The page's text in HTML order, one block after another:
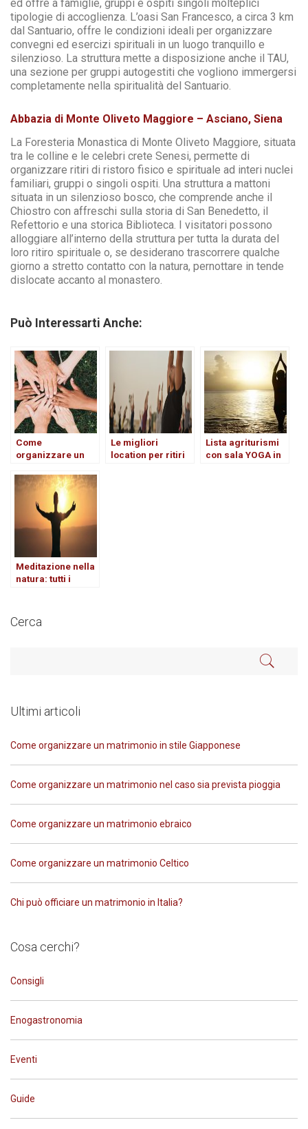
ed offre a famiglie, gruppi e ospiti singoli molteplici
tipologie di accoglienza. L’oasi San Francesco, a circa 3 km
dal Santuario, offre le condizioni ideali per organizzare
convegni ed esercizi spirituali in un luogo tranquillo e
silenzioso. La struttura mette a disposizione anche il TAU,
una sezione per gruppi autogestiti che vogliono immergersi
completamente nella spiritualità del Santuario.
Abbazia di Monte Oliveto Maggiore – Asciano, Siena
La Foresteria Monastica di Monte Oliveto Maggiore, situata
tra le colline e le celebri crete Senesi, permette di
organizzare ritiri di ristoro fisico e spirituale ad interi nuclei
familiari, gruppi o singoli ospiti. Una struttura a mattoni
situata in un silenzioso bosco, che comprende anche il
Chiostro con affreschi sulla storia di San Benedetto, il
Refettorio e una storica Biblioteca. I visitatori possono
alloggiare all’interno della struttura per tutta la durata del
loro ritiro spirituale o, se desiderano trascorrere qualche
giorno a stretto contatto con la natura, pernottare in tende
dislocate accanto al monastero.
Può Interessarti Anche:
Come
organizzare un
building all’aperto
per i propri
dipendenti
Le migliori
location per ritiri
Lista agriturismi
con sala YOGA in
Meditazione nella
natura: tutti i
aperta
Cerca
Ultimi articoli
Come organizzare un matrimonio in stile Giapponese
Come organizzare un matrimonio nel caso sia prevista pioggia
Come organizzare un matrimonio ebraico
Come organizzare un matrimonio Celtico
Chi può officiare un matrimonio in Italia?
Cosa cerchi?
Consigli
Enogastronomia
Eventi
Guide